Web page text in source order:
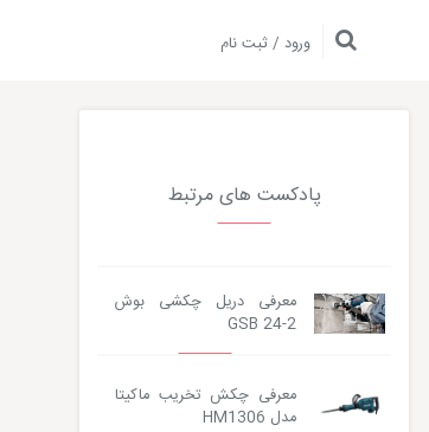
ورود / ثبت نام
پادکست های مرتبط
معرفی دریل چکشی بوش
GSB 24-2
معرفی چکش تخریب ماکیتا
مدل HM1306